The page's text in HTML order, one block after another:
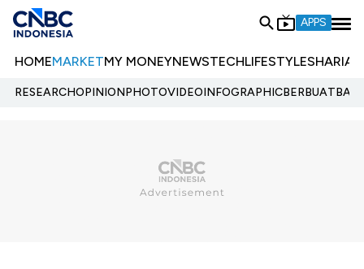
APPS
HOMEMARKETMY MONEYNEWSTECHLIFESTYLESHARIA
RESEARCHOPINIONPHOTOVIDEOINFOGRAPHIC